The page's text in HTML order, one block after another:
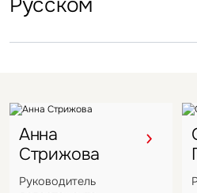
Русском
под управление
Анна
Стрижова
Руководитель